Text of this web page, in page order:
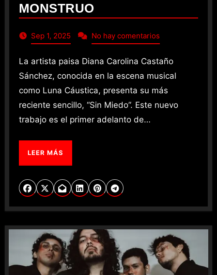
MONSTRUO
Sep 1, 2025 No hay comentarios
La artista paisa Diana Carolina Castaño
Sánchez, conocida en la escena musical
como Luna Cáustica, presenta su más
reciente sencillo, “Sin Miedo”. Este nuevo
trabajo es el primer adelanto de…
LEER MÁS